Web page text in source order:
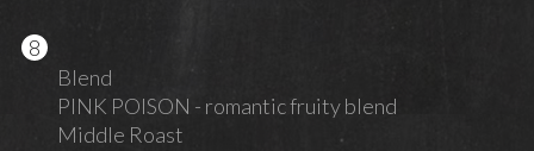
Blend
PINK POISON - romantic fruity blend
Middle Roast